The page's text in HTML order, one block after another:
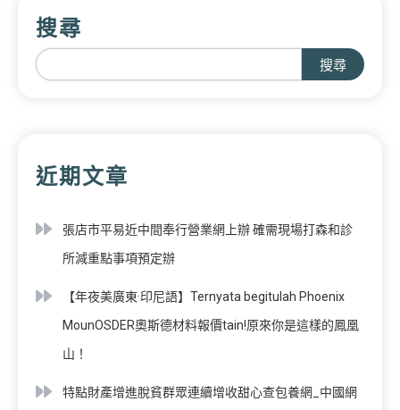
搜尋
搜尋
近期文章
張店市平易近中間奉行營業網上辦 確需現場打森和診
所減重點事項預定辦
【年夜美廣東·印尼語】Ternyata begitulah Phoenix
MounOSDER奧斯德材料報價tain!原來你是這樣的鳳凰
山！
特點財產增進脫貧群眾連續增收甜心查包養網_中國網